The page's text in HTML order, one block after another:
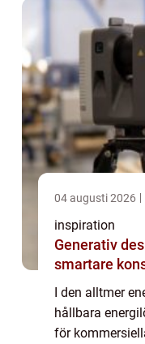
04 augusti 2026
inspiration
Generativ
smartare
I den alltmer
hållbara
för